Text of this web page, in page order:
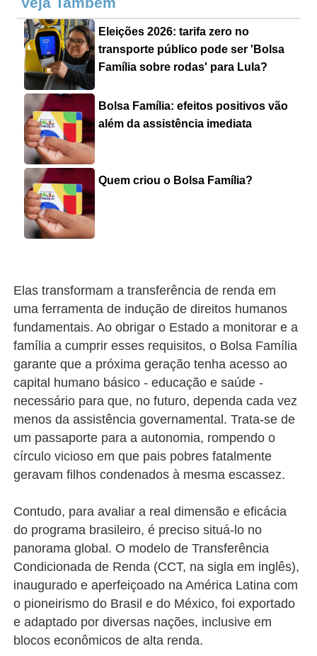
Eleições 2026: tarifa zero no
transporte público pode ser 'Bolsa
Família sobre rodas' para Lula?
Bolsa Família: efeitos positivos vão
além da assistência imediata
Quem criou o Bolsa Família?
Elas transformam a transferência de renda em
uma ferramenta de indução de direitos humanos
fundamentais. Ao obrigar o Estado a monitorar e a
família a cumprir esses requisitos, o Bolsa Família
garante que a próxima geração tenha acesso ao
capital humano básico - educação e saúde -
necessário para que, no futuro, dependa cada vez
menos da assistência governamental. Trata-se de
um passaporte para a autonomia, rompendo o
círculo vicioso em que pais pobres fatalmente
geravam filhos condenados à mesma escassez.
Contudo, para avaliar a real dimensão e eficácia
do programa brasileiro, é preciso situá-lo no
panorama global. O modelo de Transferência
Condicionada de Renda (CCT, na sigla em inglês),
inaugurado e aperfeiçoado na América Latina com
o pioneirismo do Brasil e do México, foi exportado
e adaptado por diversas nações, inclusive em
blocos econômicos de alta renda.